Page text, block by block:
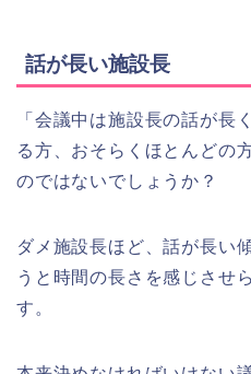
話が長い施設長
「会議中は施設長の話が長
る方、おそらくほとんどの
のではないでしょうか？
ダメ施設長ほど、話が長い
うと時間の長さを感じさせ
す。